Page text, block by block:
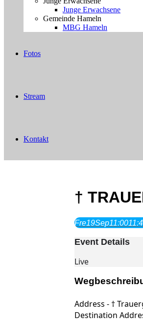
Junge Erwachsene
Gemeinde Hameln
MBG Hameln
Fotos
Stream
Kontakt
†
Fre19Sep11:00
Event Details
Live
Address - †
Destination